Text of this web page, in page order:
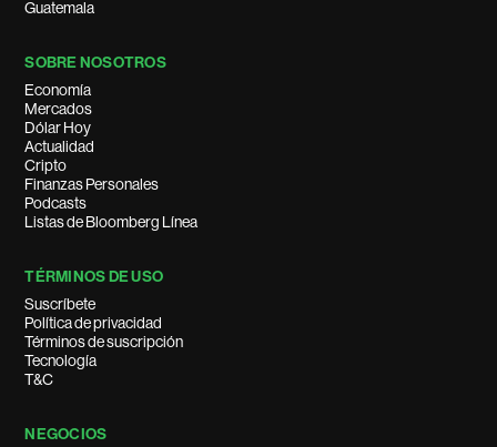
Guatemala
SOBRE NOSOTROS
Economía
Mercados
Dólar Hoy
Actualidad
Cripto
Finanzas Personales
Podcasts
Listas de Bloomberg Línea
TÉRMINOS DE USO
Suscríbete
Política de privacidad
Términos de suscripción
Tecnología
T&C
NEGOCIOS